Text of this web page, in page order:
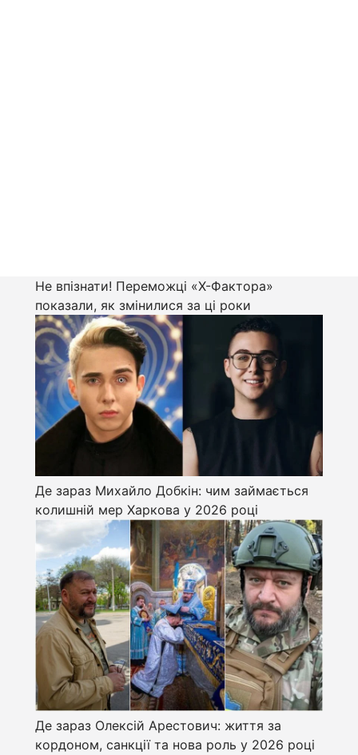
Не впізнати! Переможці «Х-Фактора»
показали, як змінилися за ці роки
Де зараз Михайло Добкін: чим займається
колишній мер Харкова у 2026 році
Де зараз Олексій Арестович: життя за
кордоном, санкції та нова роль у 2026 році